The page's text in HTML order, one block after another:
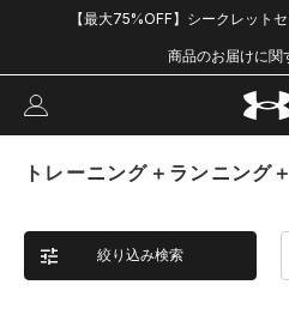
【最大75%OFF】シークレット
商品のお届けに関
トレーニング＋ランニング
絞り込み検索